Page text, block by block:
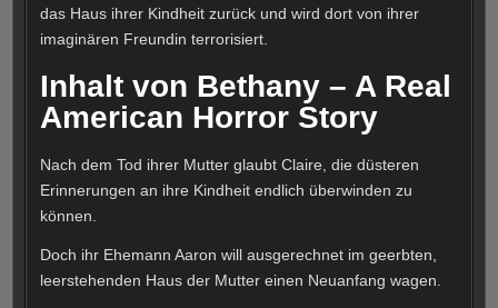
das Haus ihrer Kindheit zurück und wird dort von ihrer
imaginären Freundin terrorisiert.
Inhalt von Bethany – A Real
American Horror Story
Nach dem Tod ihrer Mutter glaubt Claire, die düsteren
Erinnerungen an ihre Kindheit endlich überwinden zu
können.
Doch ihr Ehemann Aaron will ausgerechnet im geerbten,
leerstehenden Haus der Mutter einen Neuanfang wagen.